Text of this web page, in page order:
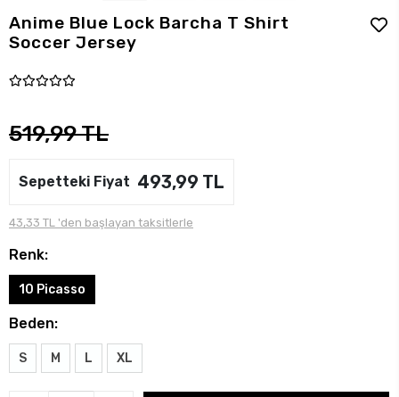
Anime Blue Lock Barcha T Shirt
Soccer Jersey
519,99 TL
Sepetteki Fiyat 493,99 TL
43,33 TL 'den başlayan taksitlerle
Renk:
10 Picasso
Beden:
S M L XL